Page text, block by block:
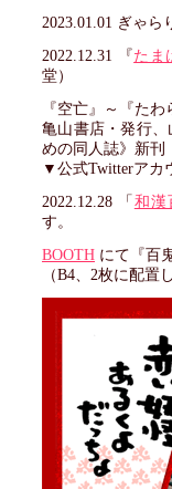
2023.01.01 ぎゃ
2022.12.31 『たま
堂）
『空亡』～『た
亀山書店・発行
めの同人誌》新刊
▼公式Twitterア
2022.12.28 「和漢
す。
BOOTH にて『百
（B4、2枚に配